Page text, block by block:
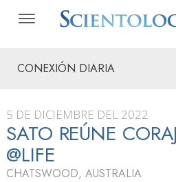
CONEXIÓN DIARIA
5 DE DICIEMBRE DEL 2022
SATO REÚNE
@LIFE
CHATSWOOD, AUSTRALIA